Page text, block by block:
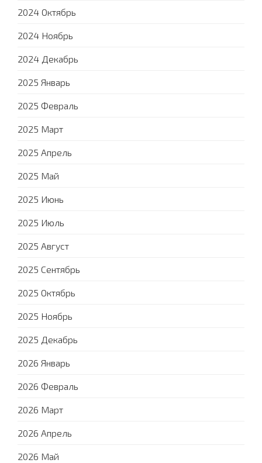
2024 Октябрь
2024 Ноябрь
2024 Декабрь
2025 Январь
2025 Февраль
2025 Март
2025 Апрель
2025 Май
2025 Июнь
2025 Июль
2025 Август
2025 Сентябрь
2025 Октябрь
2025 Ноябрь
2025 Декабрь
2026 Январь
2026 Февраль
2026 Март
2026 Апрель
2026 Май